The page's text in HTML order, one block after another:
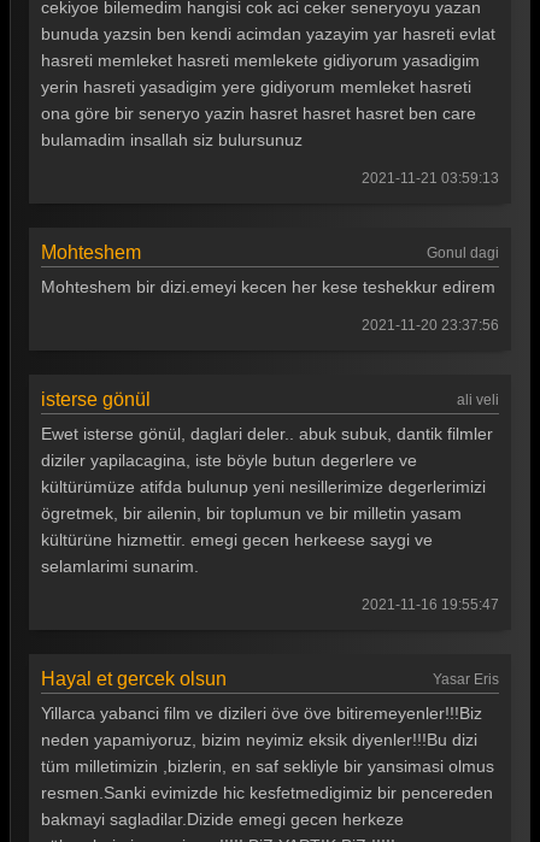
cekiyoe bilemedim hangisi cok aci ceker seneryoyu yazan
bunuda yazsin ben kendi acimdan yazayim yar hasreti evlat
hasreti memleket hasreti memlekete gidiyorum yasadigim
yerin hasreti yasadigim yere gidiyorum memleket hasreti
ona göre bir seneryo yazin hasret hasret hasret ben care
bulamadim insallah siz bulursunuz
2021-11-21 03:59:13
Mohteshem Gonul dagi
Mohteshem bir dizi.emeyi kecen her kese teshekkur edirem
2021-11-20 23:37:56
isterse gönül ali veli
Ewet isterse gönül, daglari deler.. abuk subuk, dantik filmler
diziler yapilacagina, iste böyle butun degerlere ve
kültürümüze atifda bulunup yeni nesillerimize degerlerimizi
ögretmek, bir ailenin, bir toplumun ve bir milletin yasam
kültürüne hizmettir. emegi gecen herkeese saygi ve
selamlarimi sunarim.
2021-11-16 19:55:47
Hayal et gercek olsun Yasar Eris
Yillarca yabanci film ve dizileri öve öve bitiremeyenler!!!Biz
neden yapamiyoruz, bizim neyimiz eksik diyenler!!!Bu dizi
tüm milletimizin ,bizlerin, en saf sekliyle bir yansimasi olmus
resmen.Sanki evimizde hic kesfetmedigimiz bir pencereden
bakmayi sagladilar.Dizide emegi gecen herkeze